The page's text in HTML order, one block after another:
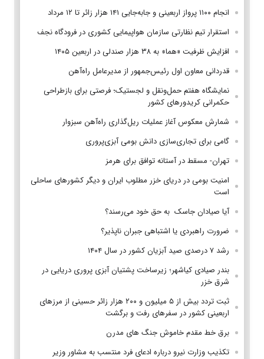
انجام ۱۱۰۰ پرواز اربعینی و جابه‌جایی ۱۴۱ هزار زائر تا ۱۲ مرداد
استقرار تیم‌ نظارتی سازمان هواپیمایی کشوری در فرودگاه نجف
افزایش ظرفیت «هما» به ۳۸ هزار صندلی در اربعین ۱۴۰۵
قدردانی معاون اول رئیس‌جمهور از مدیرعامل راه‌آهن
نمایشگاه هفتم حمل‌ونقل و لجستیک؛ فرصتی برای بازطراحی
حکمرانی کریدورهای کشور
شمارش معکوس آغاز عملیات ریل‌گذاری راه‌آهن سبزوار
گامی برای تجاری‌سازی دانش بومی آبزی‌پروری
تهران- مسقط در آستانه توافق برای هرمز
امنیت بومی در دریای خزر مطلوب ایران و دیگر کشورهای ساحلی
است
آیا صیادان جاسک به حق خود می‌رسند؟
ضرورت راهبردی یا اشتباهی جبران ناپذیر؟
رشد ۷ درصدی صید آبزیان کشور در سال ۱۴۰۴
بندر صیادی کیاشهر؛ زیرساخت پشتیان آبزی پروری دریایی در
شرق خزر
ثبت تردد بیش از ۵ میلیون و ۲۰۰ هزار زائر حسینی از مرزهای
اربعینی کشور در سفرهای رفت و برگشت
برق خط مقدم خاموش جنگ های مدرن
تکذیب وزارت نیرو درباره ادعای فرد منتسب به مشاور وزیر